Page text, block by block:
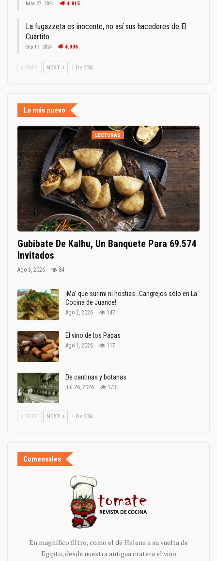
Mar 27, 2024 4.815
La fugazzeta es inocente, no así sus hacedores de El
Cuartito
Sep 17, 2024 4.336
PREV NEXT 1 De 238
Lo más nuevo
LECTURAS
Gubibate De Kalhu, Un Banquete Para 69.574
Invitados
Ago 3, 2026 84
¡Ma’ que surimi ni hostias…Cangrejos sólo en La
Cocina de Juance!
Ago 2, 2026 147
El vino de los Papas
Ago 1, 2026 117
De cantinas y botanas
Jul 26, 2026 173
PREV NEXT 1 De 238
Comensales
En magnífico filtro, como el de Helena a su vuelta de
Egipto, desde nuestra antigua cratera el vino